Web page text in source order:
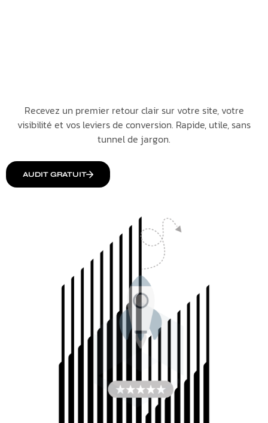
Recevez un premier retour clair sur votre site, votre
visibilité et vos leviers de conversion. Rapide, utile, sans
tunnel de jargon.
AUDIT GRATUIT